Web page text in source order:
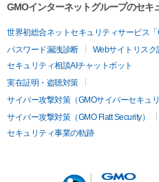
GMOインターネットグループのセキ
世界初総合ネットセキュリティサービス「
パスワード漏洩診断
Webサイトリスク
セキュリティ相談AIチャットボット
実在証明・盗聴対策
サイバー攻撃対策（GMOサイバーセキュ
サイバー攻撃対策（GMO Flatt Security）
セキュリティ事業の軌跡